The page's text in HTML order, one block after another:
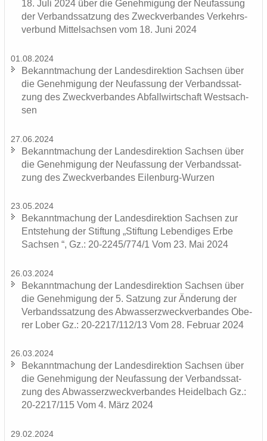
18. Juli 2024 über die Ge­neh­mi­gung der Neu­fas­sung
der Ver­bands­sat­zung des Zweck­ver­ban­des Ver­kehrs­
ver­bund Mit­tel­sach­sen vom 18. Juni 2024
01.08.2024
Be­kannt­ma­chung der Lan­des­di­rek­ti­on Sach­sen über
die Ge­neh­mi­gung der Neu­fas­sung der Ver­bands­sat­
zung des Zweck­ver­ban­des Ab­fall­wirt­schaft West­sach­
sen
27.06.2024
Be­kannt­ma­chung der Lan­des­di­rek­ti­on Sach­sen über
die Ge­neh­mi­gung der Neu­fas­sung der Ver­bands­sat­
zung des Zweck­ver­ban­des Eilenburg-​Wurzen
23.05.2024
Be­kannt­ma­chung der Lan­des­di­rek­ti­on Sach­sen zur
Ent­ste­hung der Stif­tung „Stif­tung Le­ben­di­ges Erbe
Sach­sen “, Gz.: 20-2245/774/1 Vom 23. Mai 2024
26.03.2024
Be­kannt­ma­chung der Lan­des­di­rek­ti­on Sach­sen über
die Ge­neh­mi­gung der 5. Sat­zung zur Än­de­rung der
Ver­bands­sat­zung des Ab­was­ser­zweck­ver­ban­des Obe­
rer Lober Gz.: 20-2217/112/13 Vom 28. Fe­bru­ar 2024
26.03.2024
Be­kannt­ma­chung der Lan­des­di­rek­ti­on Sach­sen über
die Ge­neh­mi­gung der Neu­fas­sung der Ver­bands­sat­
zung des Ab­was­ser­zweck­ver­ban­des Hei­del­bach Gz.:
20-2217/115 Vom 4. März 2024
29.02.2024